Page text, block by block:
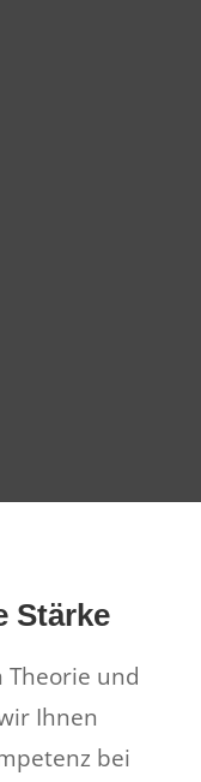
Stärke
und
Ihnen
bei